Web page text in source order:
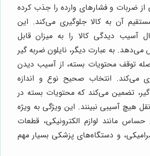
ضربات و فشارهای وارده را جذب کرده
آن به کالا جلوگیری می‌کند. این
آسیب دیدگی کالا را به میزان قابل
به عبارت دیگر، نایلون ضربه گیر
توقف محتویات بسته، از آسیب دیدن
می‌کند. انتخاب صحیح نوع و اندازه
گیر، تضمین می‌کند که محتویات بسته در
هیچ آسیبی نبینند. این ویژگی به ویژه
حساس مانند لوازم الکترونیکی، قطعات
و دستگاه‌های پزشکی بسیار مهم